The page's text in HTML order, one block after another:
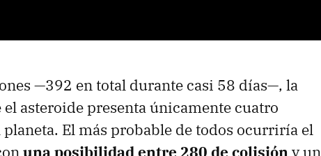
—392 en total durante casi 58 días—, la
asteroide presenta únicamente cuatro
El más probable de todos ocurriría el
una posibilidad entre 280 de colisión y un